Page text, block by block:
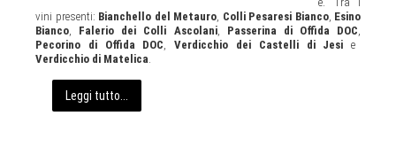
vini presenti: Bianchello del Metauro, Colli Pesaresi Bianco, Esino
Bianco, Falerio dei Colli Ascolani, Passerina di Offida DOC,
Pecorino di Offida DOC, Verdicchio dei Castelli di Jesie
Verdicchio di Matelica.
Leggi tutto...